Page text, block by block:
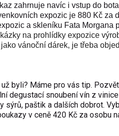
zahrnuje navíc i vstup do
expozic je 880 Kč za
a skleníku Fata Morgana
na prohlídky expozice
vánoční dárek, je třeba
byli? Máme pro vás tip.
degustací snoubení vín z
paštik a dalších dobrot.
v ceně 420 Kč za osobu